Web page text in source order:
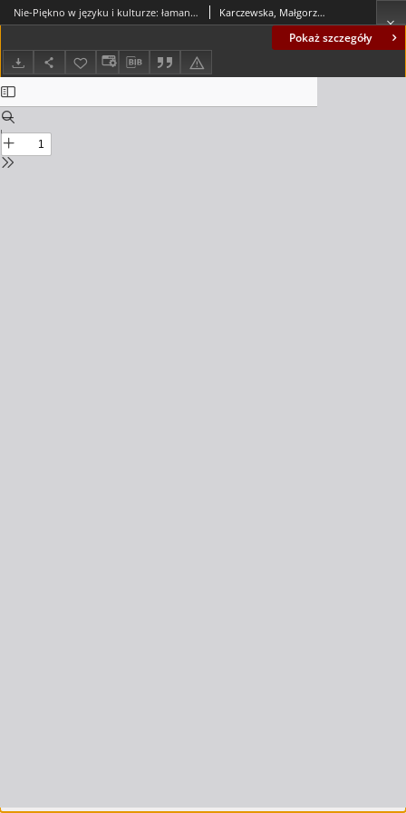
Pokaż szczegóły
Nie-Piękno w języku i kulturze: łamanie zasad grzeczności językowej w tekstach utworów zespołu Nocny Kochanek jako strategia humorystyczna = Non-Beauty in language and culture: breaking the rules of language politeness in the lyrics of the songs of the band Nocny Kochanek as a humorous strategy Karczewska, Małgorzata